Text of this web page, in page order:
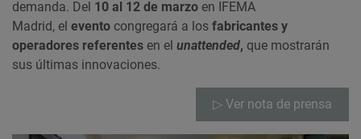
demanda. Del 10 al 12 de marzo en IFEMA
Madrid, el evento congregará a los fabricantes y
operadores referentes en el unattended, que mostrarán
sus últimas innovaciones.
▷ Ver nota de prensa